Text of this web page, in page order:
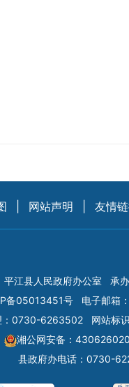
网站声明 友情
平江县人民政府办公室
承
备05013451号 电子邮箱：
：0730-6263502
网站标
湘公网安备：
县政府办电话：0730-